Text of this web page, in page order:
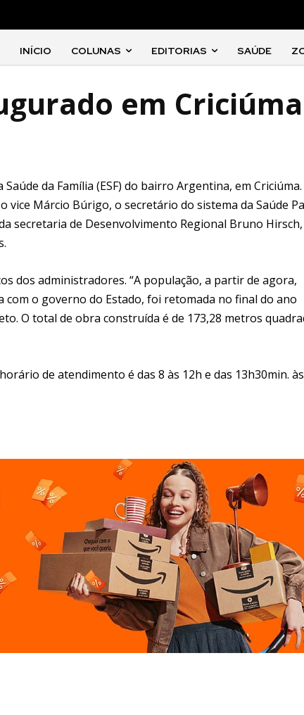
INÍCIO COLUNAS EDITORIAS SAÚDE
em Criciúma
da Família (ESF) do bairro Argentina, em Criciúma.
vice Márcio Búrigo, o secretário do sistema da Saúde
secretaria de Desenvolvimento Regional Bruno
dos administradores. “A população, a partir de agora,
com o governo do Estado, foi retomada no final do ano
O total de obra construída é de 173,28 metros
de atendimento é das 8 às 12h e das 13h30min. às